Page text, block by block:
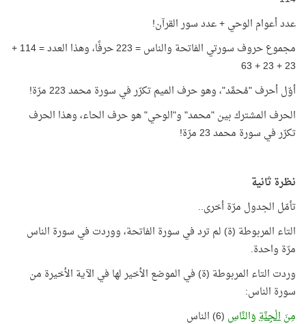
عدد أعوام الوحي + عدد سور القرآن!
مجموع حروف سورتي الفاتحة والناس = 223 حرفًا، وهذا العدد = 114 +
23 + 23 + 63
أوّل أحرف "مُحمَّد"، وهو حرف الميم تكرّر في سورة محمد 223 مرّة!
الحرف المشترك بين "محمد" و"الوحي" هو حرف الحاء، وهذا الحرف
تكرّر في سورة محمد 23 مرّة!
نظرة ثانية
تأمّل الجدول مرّة أخرى..
التاء المربوطة (ة) لم ترد في سورة الفاتحة، ووردت في سورة الناس
مرّة واحدة.
وردت التاء المربوطة (ة) في الموضع الأخير لها في الآية الأخيرة من
سورة الناس:
مِنَالْجِنَّةِوَالنَّاسِ (6) الناس